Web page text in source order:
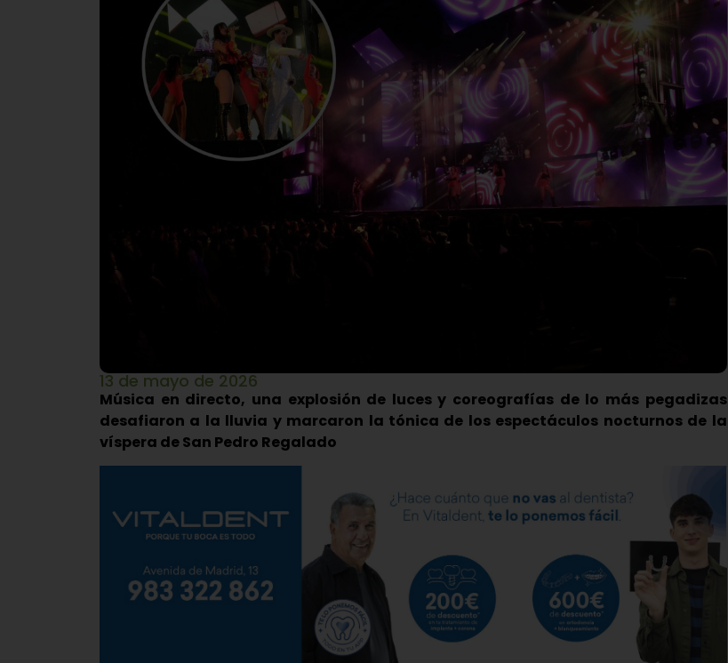
13 de mayo de 2026
Música en directo, una explosión de luces y coreografías de lo más pegadizas
desafiaron a la lluvia y marcaron la tónica de los espectáculos nocturnos de la
víspera de San Pedro Regalado